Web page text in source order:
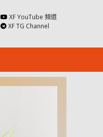
XF YouTube 頻道
XF TG Channel